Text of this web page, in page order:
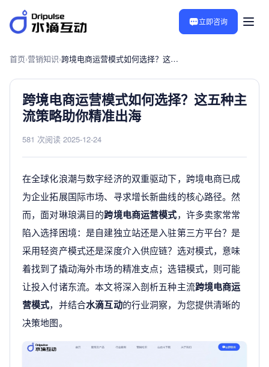
立即咨询
首页›营销知识› 跨境电商运营模式如何选择？这五种主流策略助你精准出海
跨境电商运营模式如何选择？这五种主
流策略助你精准出海
581 次阅读 2025-12-24
在全球化浪潮与数字经济的双重驱动下，跨境电商已成
为企业拓展国际市场、寻求增长新曲线的核心路径。然
而，面对琳琅满目的跨境电商运营模式，许多卖家常常
陷入选择困境：是自建独立站还是入驻第三方平台？是
采用轻资产模式还是深度介入供应链？选对模式，意味
着找到了撬动海外市场的精准支点；选错模式，则可能
让投入付诸东流。本文将深入剖析五种主流跨境电商运
营模式，并结合水滴互动的行业洞察，为您提供清晰的
决策地图。